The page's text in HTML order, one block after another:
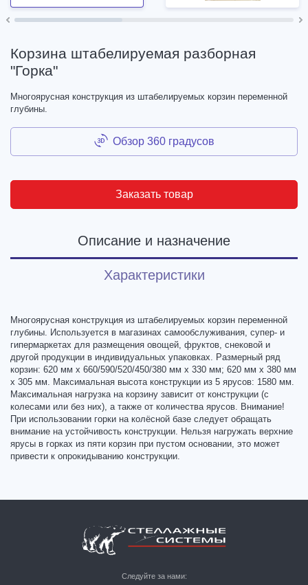
Корзина штабелируемая разборная
"Горка"
Многоярусная конструкция из штабелируемых корзин переменной
глубины.
Обзор 360 градусов
Заказать товар
Описание и назначение
Характеристики
Многоярусная конструкция из штабелируемых корзин переменной
глубины. Используется в магазинах самообслуживания, супер- и
гипермаркетах для размещения овощей, фруктов, снековой и
другой продукции в индивидуальных упаковках. Размерный ряд
корзин: 620 мм х 660/590/520/450/380 мм х 330 мм; 620 мм х 380 мм
х 305 мм. Максимальная высота конструкции из 5 ярусов: 1580 мм.
Максимальная нагрузка на корзину зависит от конструкции (с
колесами или без них), а также от количества ярусов. Внимание!
При использовании горки на колёсной базе следует обращать
внимание на устойчивость конструкции. Нельзя нагружать верхние
ярусы в горках из пяти корзин при пустом основании, это может
привести к опрокидыванию конструкции.
Следуйте за нами: